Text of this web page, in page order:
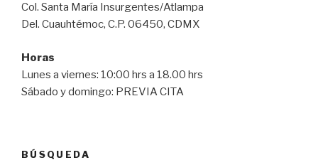
Col. Santa María Insurgentes/Atlampa
Del. Cuauhtémoc, C.P. 06450, CDMX
Horas
Lunes a viernes: 10:00 hrs a 18.00 hrs
Sábado y domingo: PREVIA CITA
BÚSQUEDA